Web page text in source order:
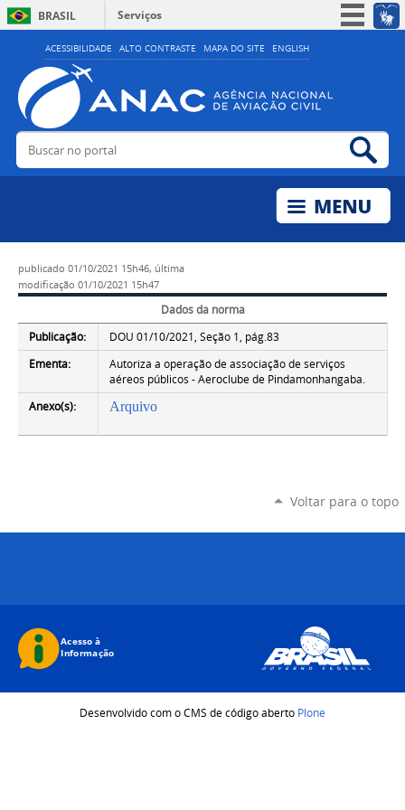
ACESSIBILIDADE ALTO CONTRASTE MAPA DO SITE ENGLISH
BRASIL
Serviços
Simplifique!
Acesso à informação
Legislação
Buscar no portal
publicado 01/10/2021 15h46, última
modificação 01/10/2021 15h47
Dados da norma
Publicação:
DOU 01/10/2021, Seção 1, pág.83
Ementa:
Autoriza a operação de associação de serviços
aéreos públicos - Aeroclube de Pindamonhangaba.
Anexo(s):
Arquivo
Voltar para o topo
Desenvolvido com o CMS de código aberto Plone